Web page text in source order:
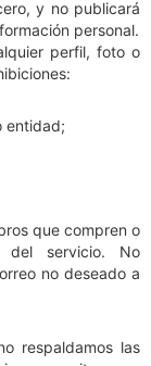
y no publicará
personal.
perfil, foto o
entidad;
que compren o
del servicio. No
no deseado a
respaldamos las